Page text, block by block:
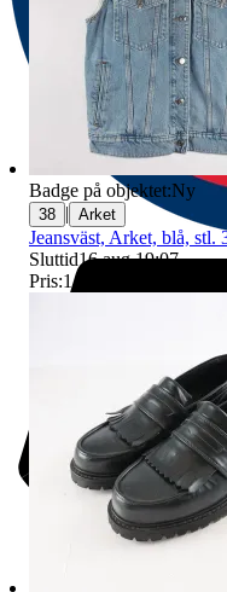
Badge på objektet:Ny
38 | Arket
Jeansväst, Arket, blå, stl.
Sluttid16 aug 19:07.
Pris:1 kr